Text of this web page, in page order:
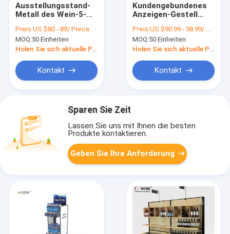
Ausstellungsstand-
Metall des Wein-5-
Ausstellungsstand
mit hölzernem
Kasten
Preis:US $80 - 89/ Piece
MOQ:50 Einheiten
Holen Sie sich aktuelle Preis
Kontakt
Kundengebundenes
Anzeigen-Gestell
Getränkes des
weißes des Metall4-
tiers kreatives
Preis:US $90.99 - 98.99/ Piece
MOQ:50 Einheiten
Holen Sie sich aktuelle Preis
Kontakt
Sparen Sie Zeit
Lassen Sie uns mit Ihnen die besten
Produkte kontaktieren.
Geben Sie Ihre Anforderung